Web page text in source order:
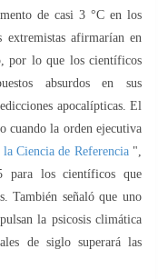
de casi 3 °C en los
extremistas afirmarían en
por lo que los científicos
absurdos en sus
apocalípticas. El
cuando la orden ejecutiva
la Ciencia de Referencia",
para los científicos que
También señaló que uno
la psicosis climática
de siglo superará las